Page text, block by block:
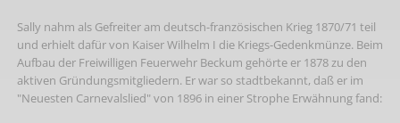
Sally nahm als Gefreiter am deutsch-französischen Krieg 1870/71 teil
und erhielt dafür von Kaiser Wilhelm I die Kriegs-Gedenkmünze. Beim
Aufbau der Freiwilligen Feuerwehr Beckum gehörte er 1878 zu den
aktiven Gründungsmitgliedern. Er war so stadtbekannt, daß er im
"Neuesten Carnevalslied" von 1896 in einer Strophe Erwähnung fand: